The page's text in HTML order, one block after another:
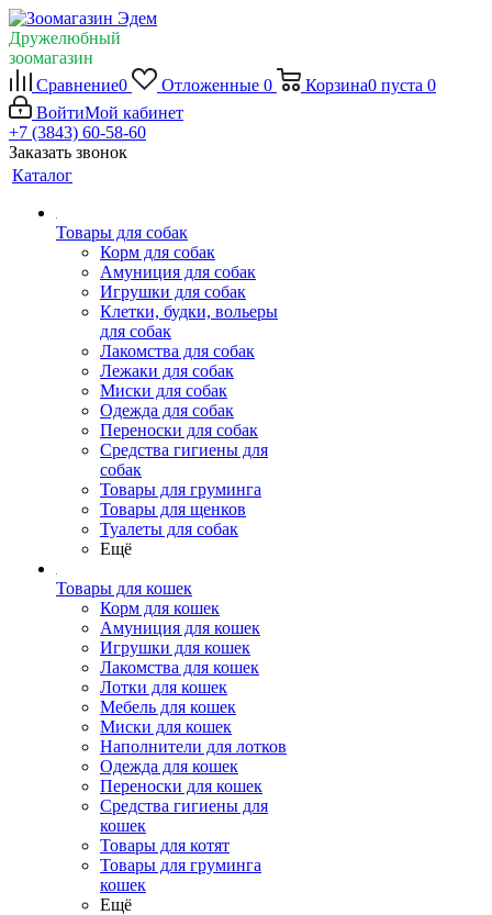
Дружелюбный
зоомагазин
Сравнение0 Отложенные 0 Корзина0 пуста 0
ВойтиМой кабинет
+7 (3843) 60-58-60
Заказать звонок
Каталог
Товары для собак
Корм для собак
Амуниция для собак
Игрушки для собак
Клетки, будки, вольеры
для собак
Лакомства для собак
Лежаки для собак
Миски для собак
Одежда для собак
Переноски для собак
Средства гигиены для
собак
Товары для груминга
Товары для щенков
Туалеты для собак
Ещё
Товары для кошек
Корм для кошек
Амуниция для кошек
Игрушки для кошек
Лакомства для кошек
Лотки для кошек
Мебель для кошек
Миски для кошек
Наполнители для лотков
Одежда для кошек
Переноски для кошек
Средства гигиены для
кошек
Товары для котят
Товары для груминга
кошек
Ещё